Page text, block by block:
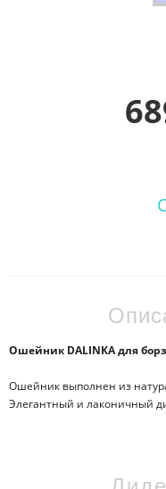
Ошейник DALINKA для
Ошейник выполнен из
Элегантный и лаконичный